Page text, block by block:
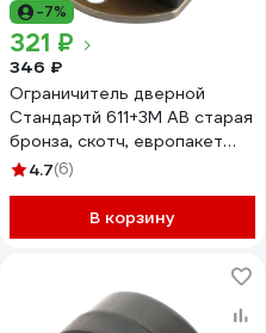
-7%
321 ₽
346 ₽
Ограничитель дверной
Стандартй 611+3М AB старая
бронза, скотч, европакет
15814
4.7(6)
В корзину